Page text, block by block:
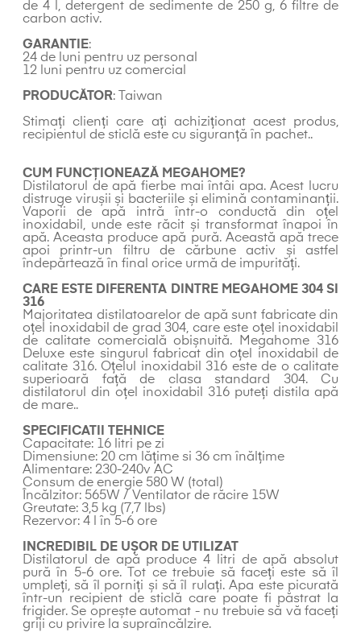
de 4 l, detergent de sedimente de 250 g, 6 filtre de
carbon activ.
GARANTIE:
24 de luni pentru uz personal
12 luni pentru uz comercial
PRODUCĂTOR: Taiwan
Stimați clienți care ați achiziționat acest produs,
recipientul de sticlă este cu siguranță în pachet..
CUM FUNCȚIONEAZĂ MEGAHOME?
Distilatorul de apă fierbe mai întâi apa. Acest lucru
distruge virușii și bacteriile și elimină contaminanții.
Vaporii de apă intră într-o conductă din oțel
inoxidabil, unde este răcit și transformat înapoi în
apă. Aceasta produce apă pură. Această apă trece
apoi printr-un filtru de cărbune activ și astfel
îndepărtează în final orice urmă de impurități.
CARE ESTE DIFERENTA DINTRE MEGAHOME 304 SI
316
Majoritatea distilatoarelor de apă sunt fabricate din
oțel inoxidabil de grad 304, care este oțel inoxidabil
de calitate comercială obișnuită. Megahome 316
Deluxe este singurul fabricat din oțel inoxidabil de
calitate 316. Oțelul inoxidabil 316 este de o calitate
superioară față de clasa standard 304. Cu
distilatorul din oțel inoxidabil 316 puteți distila apă
de mare..
SPECIFICATII TEHNICE
Capacitate: 16 litri pe zi
Dimensiune: 20 cm lățime si 36 cm înălțime
Alimentare: 230-240v AC
Consum de energie 580 W (total)
Încălzitor: 565W / Ventilator de răcire 15W
Greutate: 3,5 kg (7,7 lbs)
Rezervor: 4 l în 5-6 ore
INCREDIBIL DE UȘOR DE UTILIZAT
Distilatorul de apă produce 4 litri de apă absolut
pură în 5-6 ore. Tot ce trebuie să faceți este să îl
umpleți, să îl porniți și să îl rulați. Apa este picurată
într-un recipient de sticlă care poate fi păstrat la
frigider. Se oprește automat - nu trebuie să vă faceți
griji cu privire la supraîncălzire.